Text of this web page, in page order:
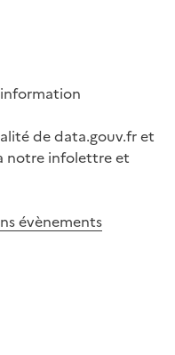
de data.gouv.fr et
notre infolettre et
évènements